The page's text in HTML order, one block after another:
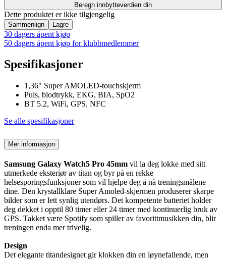
Beregn innbytteverdien din
Dette produktet er ikke tilgjengelig
Sammenlign Lagre
30 dagers åpent kjøp
50 dagers åpent kjøp for klubbmedlemmer
Spesifikasjoner
1,36" Super AMOLED-touchskjerm
Puls, blodtrykk, EKG, BIA, SpO2
BT 5.2, WiFi, GPS, NFC
Se alle spesifikasjoner
Mer informasjon
Samsung Galaxy Watch5 Pro 45mm vil la deg lokke med sitt
utmerkede eksteriør av titan og byr på en rekke
helsesporingsfunksjoner som vil hjelpe deg å nå treningsmålene
dine. Den krystallklare Super Amoled-skjermen produserer skarpe
bilder som er lett synlig utendørs. Det kompetente batteriet holder
deg dekket i opptil 80 timer eller 24 timer med kontinuerlig bruk av
GPS. Takket være Spotify som spiller av favorittmusikken din, blir
treningen enda mer trivelig.
Design
Det elegante titandesignet gir klokken din en iøynefallende, men